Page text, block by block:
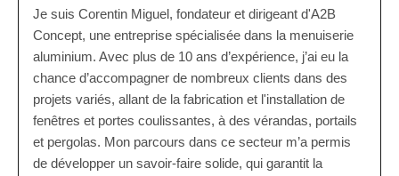
Je suis Corentin Miguel, fondateur et dirigeant d'A2B
Concept, une entreprise spécialisée dans la menuiserie
aluminium. Avec plus de 10 ans d’expérience, j’ai eu la
chance d’accompagner de nombreux clients dans des
projets variés, allant de la fabrication et l'installation de
fenêtres et portes coulissantes, à des vérandas, portails
et pergolas. Mon parcours dans ce secteur m’a permis
de développer un savoir-faire solide, qui garantit la